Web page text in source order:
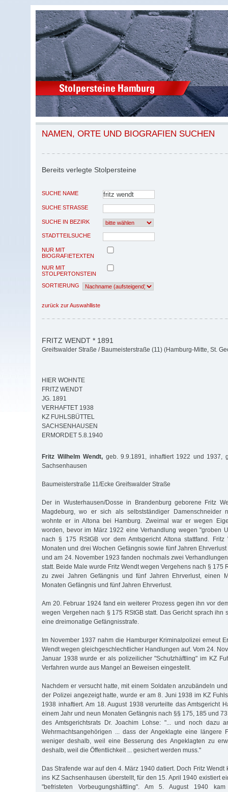
NAMEN, ORTE UND BIOGRAFIEN SUCHEN
Bereits verlegte Stolpersteine
SUCHE NAME
SUCHE STRASSE
SUCHE IN BEZIRK
STADTTEILSUCHE
NUR MIT
BIOGRAFIETEXTEN
NUR MIT
STOLPERTONSTEIN
SORTIERUNG
zurück zur Auswahlliste
FRITZ WENDT * 1891
Greifswalder Straße / Baumeisterstraße (11) (Hamburg-Mitte, St.
HIER WOHNTE
FRITZ WENDT
JG. 1891
VERHAFTET 1938
KZ FUHLSBÜTTEL
SACHSENHAUSEN
ERMORDET 5.8.1940
Fritz Wilhelm Wendt, geb. 9.9.1891, inhaftiert 1922 und 1937,
Sachsenhausen
Baumeisterstraße 11/Ecke Greifswalder Straße
Der in Wusterhausen/Dosse in Brandenburg geborene Fritz
Magdeburg, wo er sich als selbstständiger Damenschneider
wohnte er in Altona bei Hamburg. Zweimal war er wegen
worden, bevor im März 1922 eine Verhandlung wegen "groben
nach § 175 RStGB vor dem Amtsgericht Altona stattfand.
Monaten und drei Wochen Gefängnis sowie fünf Jahren Ehrverlust
und am 24. November 1923 fanden nochmals zwei
statt. Beide Male wurde Fritz Wendt wegen Vergehens nach § 175
zu zwei Jahren Gefängnis und fünf Jahren Ehrverlust, einen
Monaten Gefängnis und fünf Jahren Ehrverlust.
Am 20. Februar 1924 fand ein weiterer Prozess gegen ihn vor
wegen Vergehen nach § 175 RStGB statt. Das Gericht sprach ihn
eine dreimonatige Gefängnisstrafe.
Im November 1937 nahm die Hamburger Kriminalpolizei erneut
Wendt wegen gleichgeschlechtlicher Handlungen auf. Vom 24.
Januar 1938 wurde er als polizeilicher "Schutzhäftling" im KZ
Verfahren wurde aus Mangel an Beweisen eingestellt.
Nachdem er versucht hatte, mit einem Soldaten anzubändeln
der Polizei angezeigt hatte, wurde er am 8. Juni 1938 im KZ
1938 inhaftiert. Am 18. August 1938 verurteilte das Amtsgericht
einem Jahr und neun Monaten Gefängnis nach §§ 175, 185 und
des Amtsgerichtsrats Dr. Joachim Lohse: "... und noch dazu
Wehrmachtsangehörigen ... dass der Angeklagte eine längere
weniger deshalb, weil eine Besserung des Angeklagten zu
deshalb, weil die Öffentlichkeit ... gesichert werden muss."
Das Strafende war auf den 4. März 1940 datiert. Doch Fritz Wendt
ins KZ Sachsenhausen überstellt, für den 15. April 1940 existiert
"befristeten Vorbeugungshäftling". Am 5. August 1940